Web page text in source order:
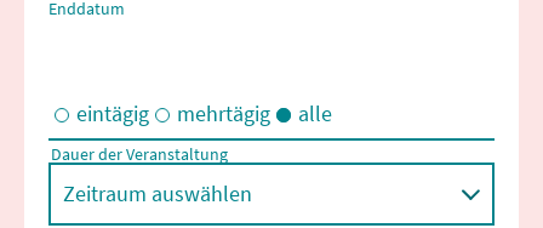
Enddatum
Eintägige und/oder mehrtägige Veranstaltungen
eintägig mehrtägig alle
Dauer der Veranstaltung
Zeitraum auswählen